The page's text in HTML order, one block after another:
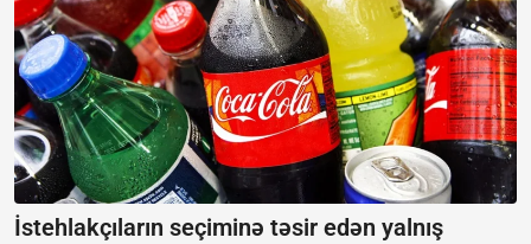
İstehlakçıların seçiminə təsir edən yalnış